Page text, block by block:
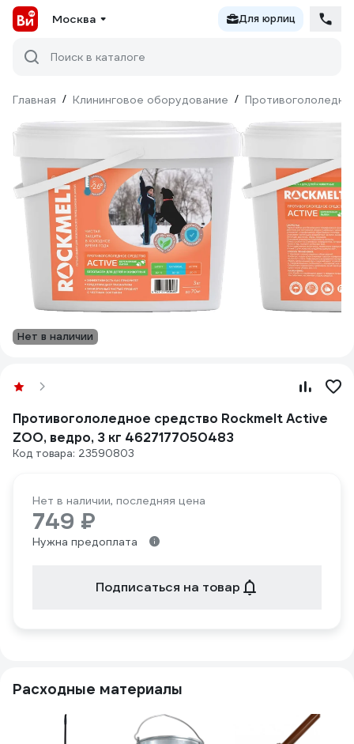
Москва Для юрлиц
Поиск в каталоге
Главная / Клининговое оборудование /
Нет в наличии
Противогололедное средство Rockmelt Active
ZOO, ведро, 3 кг 4627177050483
Код товара: 23590803
Нет в наличии, последняя цена
749 ₽
Нужна предоплата
Подписаться на товар
Расходные материалы